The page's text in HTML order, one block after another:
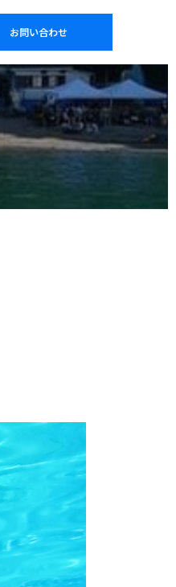
お問い合わせ